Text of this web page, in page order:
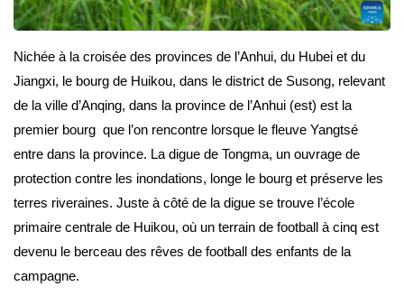
Nichée à la croisée des provinces de l’Anhui, du Hubei et du
Jiangxi, le bourg de Huikou, dans le district de Susong, relevant
de la ville d’Anqing, dans la province de l’Anhui (est) est la
premier bourg que l’on rencontre lorsque le fleuve Yangtsé
entre dans la province. La digue de Tongma, un ouvrage de
protection contre les inondations, longe le bourg et préserve les
terres riveraines. Juste à côté de la digue se trouve l’école
primaire centrale de Huikou, où un terrain de football à cinq est
devenu le berceau des rêves de football des enfants de la
campagne.